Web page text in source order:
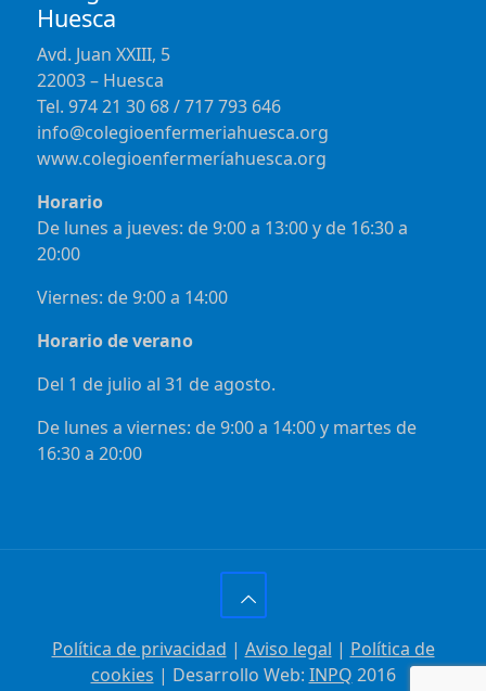
Huesca
Avd. Juan XXIII, 5
22003 – Huesca
Tel. 974 21 30 68 / 717 793 646
info@colegioenfermeriahuesca.org
www.colegioenfermeríahuesca.org
Horario
De lunes a jueves: de 9:00 a 13:00 y de 16:30 a
20:00
Viernes: de 9:00 a 14:00
Horario de verano
Del 1 de julio al 31 de agosto.
De lunes a viernes: de 9:00 a 14:00 y martes de
16:30 a 20:00
Política de privacidad | Aviso legal | Política de
cookies | Desarrollo Web: INPQ 2016